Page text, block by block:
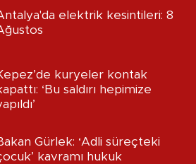
elektrik kesintileri: 8
kuryeler kontak
‘Bu saldırı hepimize
Gürlek: ‘Adli süreçteki
kavramı hukuk